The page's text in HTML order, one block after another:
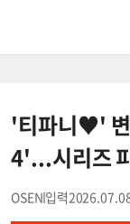
'티파니♥' 변
4'...시리즈
OSEN